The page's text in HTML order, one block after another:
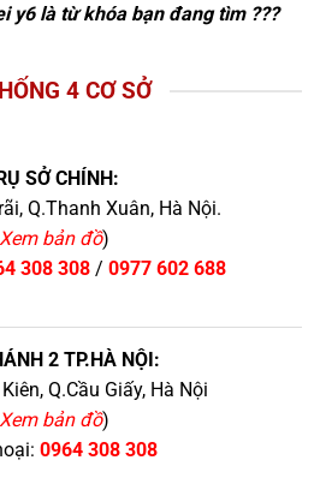
y6là từ khóa bạn đang tìm ???
4 CƠ SỞ
SỞ CHÍNH:
Q.Thanh Xuân, Hà Nội.
bản đồ)
308 308/ 0977 602 688
2 TP.HÀ NỘI:
Q.Cầu Giấy, Hà Nội
bản đồ)
0964 308 308